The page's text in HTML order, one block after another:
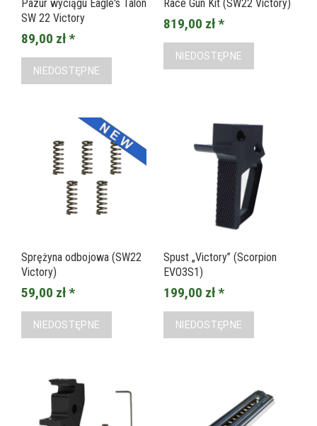
Pazur wyciągu Eagle's Talon
SW 22 Victory
89,00 zł *
NIEDOSTĘPNE
Race Gun Kit (SW22 Victory)
819,00 zł *
NIEDOSTĘPNE
Sprężyna odbojowa (SW22
Victory)
59,00 zł *
NIEDOSTĘPNE
Spust „Victory” (Scorpion
EVO3S1)
199,00 zł *
NIEDOSTĘPNE